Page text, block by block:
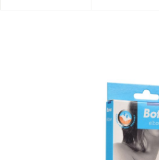
Bota El-bota